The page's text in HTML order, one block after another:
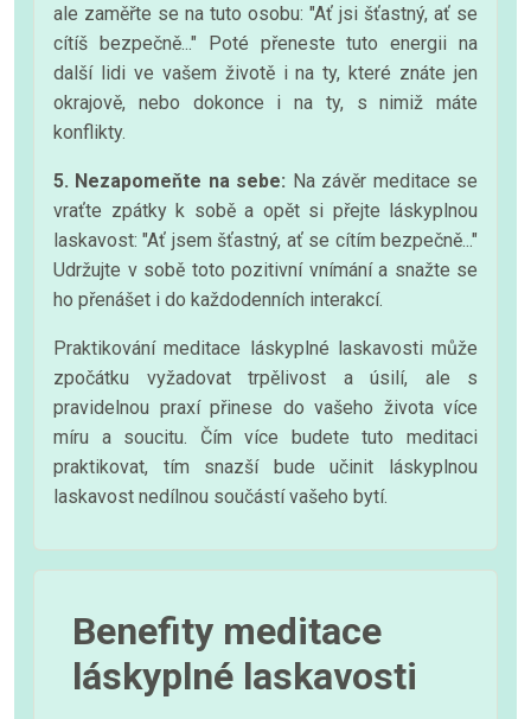
ale zaměřte se na tuto osobu: "Ať jsi šťastný, ať se
cítíš bezpečně..." Poté přeneste tuto energii na
další lidi ve vašem životě i na ty, které znáte jen
okrajově, nebo dokonce i na ty, s nimiž máte
konflikty.
5. Nezapomeňte na sebe: Na závěr meditace se
vraťte zpátky k sobě a opět si přejte láskyplnou
laskavost: "Ať jsem šťastný, ať se cítím bezpečně..."
Udržujte v sobě toto pozitivní vnímání a snažte se
ho přenášet i do každodenních interakcí.
Praktikování meditace láskyplné laskavosti může
zpočátku vyžadovat trpělivost a úsilí, ale s
pravidelnou praxí přinese do vašeho života více
míru a soucitu. Čím více budete tuto meditaci
praktikovat, tím snazší bude učinit láskyplnou
laskavost nedílnou součástí vašeho bytí.
Benefity meditace
láskyplné laskavosti